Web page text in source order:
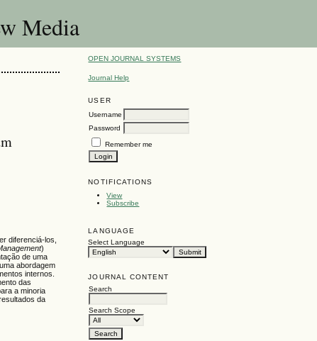
Media
OPEN JOURNAL SYSTEMS
Journal Help
USER
Username
Password
Remember me
NOTIFICATIONS
View
Subscribe
LANGUAGE
Select Language
JOURNAL CONTENT
Search
Search Scope
diferenciá-los,
)
de uma
abordagem
internos.
das
a minoria
da